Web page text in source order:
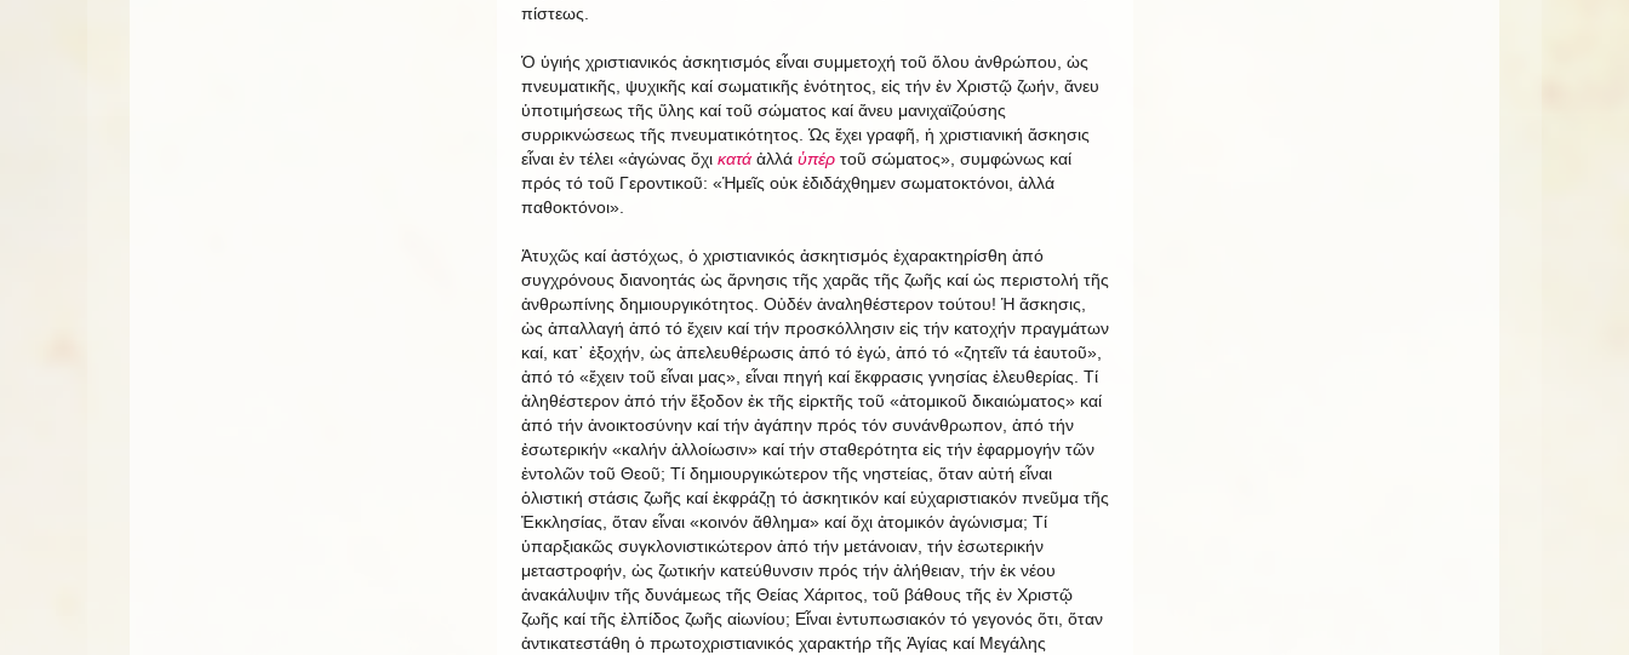
πίστεως.
Ὁ ὑγιής χριστιανικός ἀσκητισμός εἶναι συμμετοχή τοῦ ὅλου ἀνθρώπου, ὡς
πνευματικῆς, ψυχικῆς καί σωματικῆς ἑνότητος, εἰς τήν ἐν Χριστῷ ζωήν, ἄνευ
ὑποτιμήσεως τῆς ὕλης καί τοῦ σώματος καί ἄνευ μανιχαϊζούσης
συρρικνώσεως τῆς πνευματικότητος. Ὡς ἔχει γραφῆ, ἡ χριστιανική ἄσκησις
εἶναι ἐν τέλει «ἀγώνας ὄχι κατάἀλλά ὑπέρτοῦ σώματος», συμφώνως καί
πρός τό τοῦ Γεροντικοῦ: «Ἡμεῖς οὐκ ἐδιδάχθημεν σωματοκτόνοι, ἀλλά
παθοκτόνοι».
Ἀτυχῶς καί ἀστόχως, ὁ χριστιανικός ἀσκητισμός ἐχαρακτηρίσθη ἀπό
συγχρόνους διανοητάς ὡς ἄρνησις τῆς χαρᾶς τῆς ζωῆς καί ὡς περιστολή τῆς
ἀνθρωπίνης δημιουργικότητος. Οὐδέν ἀναληθέστερον τούτου! Ἡ ἄσκησις,
ὡς ἀπαλλαγή ἀπό τό ἔχειν καί τήν προσκόλλησιν εἰς τήν κατοχήν πραγμάτων
καί, κατ᾿ ἐξοχήν, ὡς ἀπελευθέρωσις ἀπό τό ἐγώ, ἀπό τό «ζητεῖν τά ἑαυτοῦ»,
ἀπό τό «ἔχειν τοῦ εἶναι μας», εἶναι πηγή καί ἔκφρασις γνησίας ἐλευθερίας. Τί
ἀληθέστερον ἀπό τήν ἔξοδον ἐκ τῆς εἱρκτῆς τοῦ «ἀτομικοῦ δικαιώματος» καί
ἀπό τήν ἀνοικτοσύνην καί τήν ἀγάπην πρός τόν συνάνθρωπον, ἀπό τήν
ἐσωτερικήν «καλήν ἀλλοίωσιν» καί τήν σταθερότητα εἰς τήν ἐφαρμογήν τῶν
ἐντολῶν τοῦ Θεοῦ; Τί δημιουργικώτερον τῆς νηστείας, ὅταν αὐτή εἶναι
ὁλιστική στάσις ζωῆς καί ἐκφράζῃ τό ἀσκητικόν καί εὐχαριστιακόν πνεῦμα τῆς
Ἐκκλησίας, ὅταν εἶναι «κοινόν ἄθλημα» καί ὄχι ἀτομικόν ἀγώνισμα; Τί
ὑπαρξιακῶς συγκλονιστικώτερον ἀπό τήν μετάνοιαν, τήν ἐσωτερικήν
μεταστροφήν, ὡς ζωτικήν κατεύθυνσιν πρός τήν ἀλήθειαν, τήν ἐκ νέου
ἀνακάλυψιν τῆς δυνάμεως τῆς Θείας Χάριτος, τοῦ βάθους τῆς ἐν Χριστῷ
ζωῆς καί τῆς ἐλπίδος ζωῆς αἰωνίου; Εἶναι ἐντυπωσιακόν τό γεγονός ὅτι, ὅταν
ἀντικατεστάθη ὁ πρωτοχριστιανικός χαρακτήρ τῆς Ἁγίας καί Μεγάλης